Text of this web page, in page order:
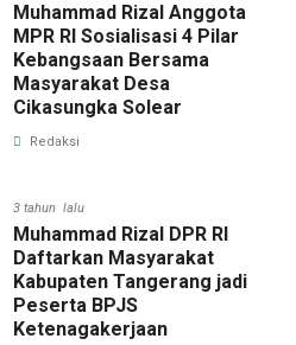
Muhammad Rizal Anggota
MPR RI Sosialisasi 4 Pilar
Kebangsaan Bersama
Masyarakat Desa
Cikasungka Solear
Redaksi
3 tahun lalu
Muhammad Rizal DPR RI
Daftarkan Masyarakat
Kabupaten Tangerang jadi
Peserta BPJS
Ketenagakerjaan